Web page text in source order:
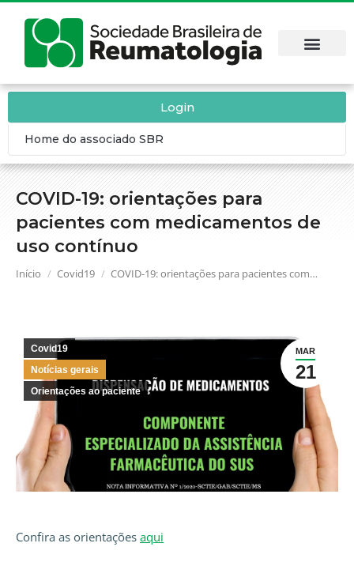
COVID-19: orientações para
pacientes com medicamentos de
uso contínuo
Você está aqui:
Início Covid19 COVID-19: orientações para pacientes com…
Login
Home do associado SBR
MAR
21
Covid19
Notícias gerais
Orientações ao paciente
Confira as orientações aqui